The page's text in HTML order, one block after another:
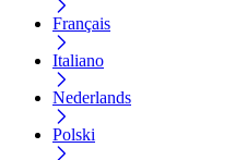
Français
Italiano
Nederlands
Polski